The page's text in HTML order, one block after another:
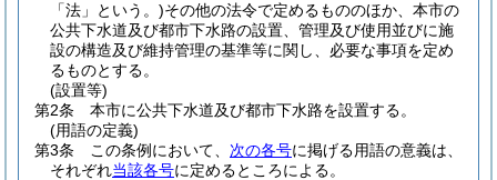
「法」という。)その他の法令で定めるもののほか、本市の
公共下水道及び都市下水路の設置、管理及び使用並びに施
設の構造及び維持管理の基準等に関し、必要な事項を定め
るものとする。
(設置等)
第2条
本市に公共下水道及び都市下水路を設置する。
(用語の定義)
第3条
この条例において、 次の各号に掲げる用語の意義は、
それぞれ当該各号に定めるところによる。